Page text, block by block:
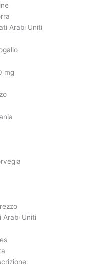
Arabi Uniti
mg
Arabi Uniti